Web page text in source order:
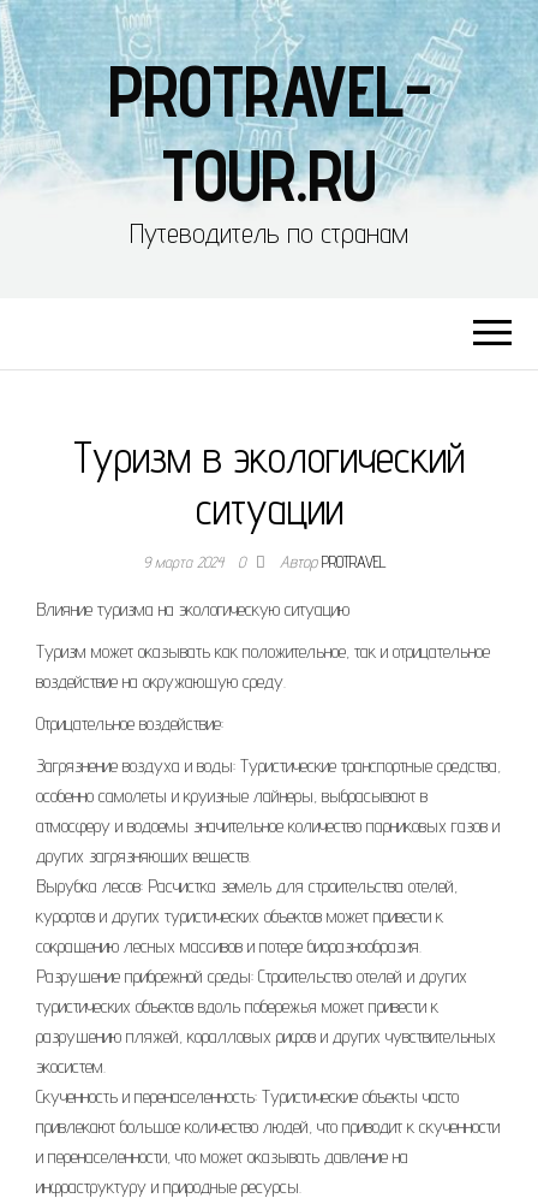
PROTRAVEL-
TOUR.RU
Путеводитель по странам
Туризм в экологический
ситуации
9 марта 2024 0 АвторPROTRAVEL
Влияние туризма на экологическую ситуацию
Туризм может оказывать как положительное, так и отрицательное
воздействие на окружающую среду.
Отрицательное воздействие:
Загрязнение воздуха и воды: Туристические транспортные средства,
особенно самолеты и круизные лайнеры, выбрасывают в
атмосферу и водоемы значительное количество парниковых газов и
других загрязняющих веществ.
Вырубка лесов: Расчистка земель для строительства отелей,
курортов и других туристических объектов может привести к
сокращению лесных массивов и потере биоразнообразия.
Разрушение прибрежной среды: Строительство отелей и других
туристических объектов вдоль побережья может привести к
разрушению пляжей, коралловых рифов и других чувствительных
экосистем.
Скученность и перенаселенность: Туристические объекты часто
привлекают большое количество людей, что приводит к скученности
и перенаселенности, что может оказывать давление на
инфраструктуру и природные ресурсы.